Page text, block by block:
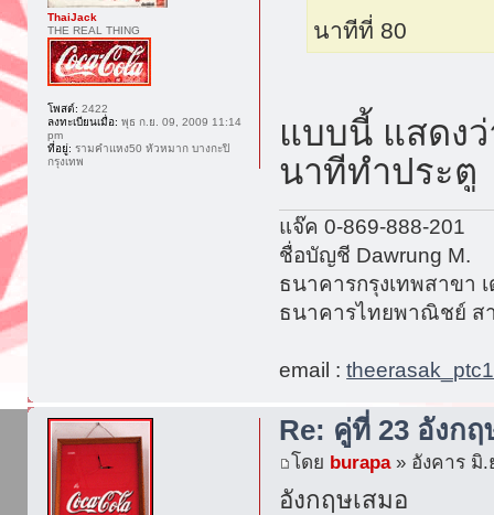
นาทีที่ 80
แบบนี้ แสดง
นาทีทำประตู
แจ๊ค 0-869-888-201
ชื่อบัญชี Dawrung M.
ธนาคารกรุงเทพสาขา
ธนาคารไทยพาณิชย์ ส
email :
ThaiJack
THE REAL THING
โพสต์: 2422
ลงทะเบียนเมื่อ: พุธ ก.ย. 09, 2009 11:14
pm
ที่อยู่: รามคำแหง50 หัวหมาก บางกะปิ
กรุงเทพ
Re: คู่ที่ 23 อังก
โดย burapa» อังคาร มิ.
อังกฤษเสมอ